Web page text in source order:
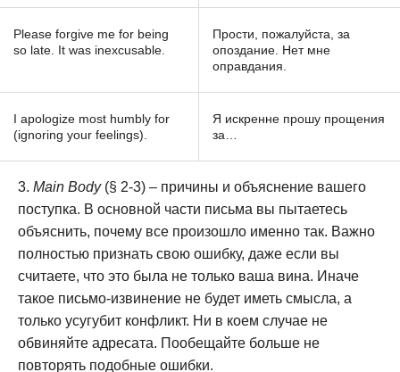
Please forgive me for being
so late. It was inexcusable.
Прости, пожалуйста, за
опоздание. Нет мне
оправдания.
I apologize most humbly for
(ignoring your feelings).
Я искренне прошу прощения
за…
Main Body(§ 2-3) – причины и объяснение вашего
поступка. В основной части письма вы пытаетесь
объяснить, почему все произошло именно так. Важно
полностью признать свою ошибку, даже если вы
считаете, что это была не только ваша вина. Иначе
такое письмо-извинение не будет иметь смысла, а
только усугубит конфликт. Ни в коем случае не
обвиняйте адресата. Пообещайте больше не
повторять подобные ошибки.